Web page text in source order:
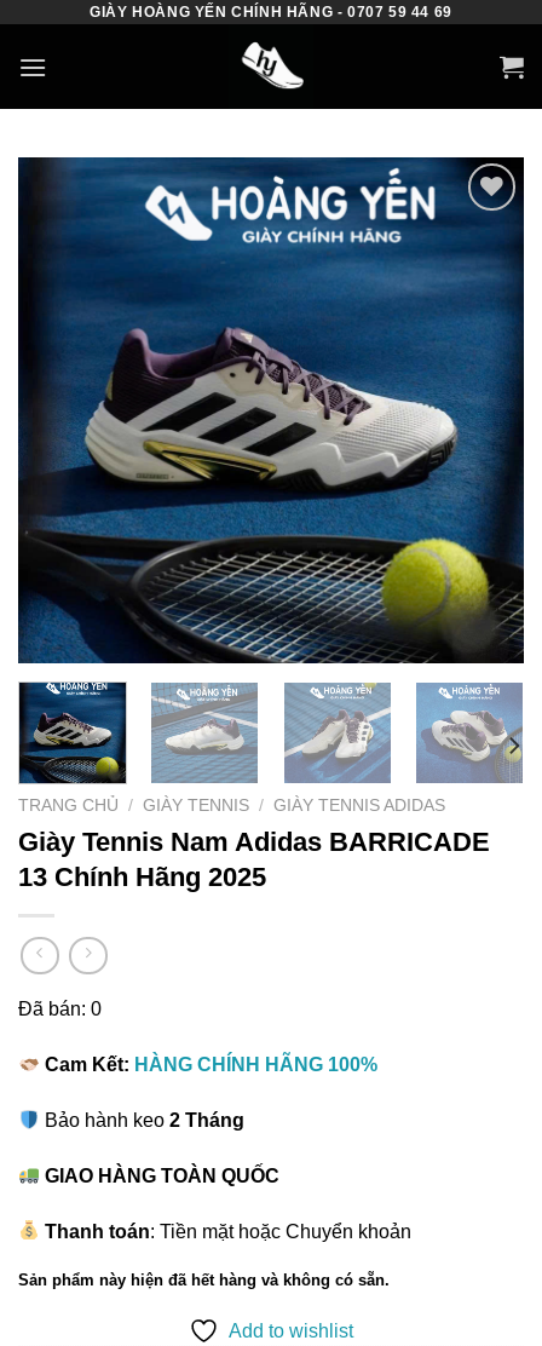
content
GIÀY HOÀNG YẾN CHÍNH HÃNG - 0707 59 44 69
TRANG CHỦ / GIÀY TENNIS / GIÀY TENNIS ADIDAS
Giày Tennis Nam Adidas BARRICADE
13 Chính Hãng 2025
Đã bán: 0
Cam Kết: HÀNG CHÍNH HÃNG 100%
Bảo hành keo 2 Tháng
GIAO HÀNG TOÀN QUỐC
Thanh toán: Tiền mặt hoặc Chuyển khoản
Sản phẩm này hiện đã hết hàng và không có sẵn.
Add to wishlist